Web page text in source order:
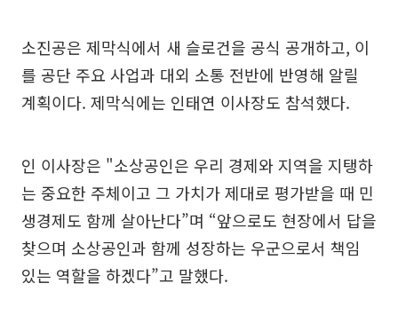
소진공은 제막식에서 새 슬로건을 공식 공개하고, 이
를 공단 주요 사업과 대외 소통 전반에 반영해 알릴
계획이다. 제막식에는 인태연 이사장도 참석했다.
인 이사장은 "소상공인은 우리 경제와 지역을 지탱하
는 중요한 주체이고 그 가치가 제대로 평가받을 때 민
생경제도 함께 살아난다”며 “앞으로도 현장에서 답을
찾으며 소상공인과 함께 성장하는 우군으로서 책임
있는 역할을 하겠다”고 말했다.